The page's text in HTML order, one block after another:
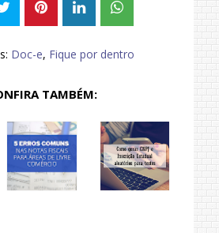
Doc-e, Fique por dentro
TAMBÉM:
23 de agosto de 2018 às 13:21